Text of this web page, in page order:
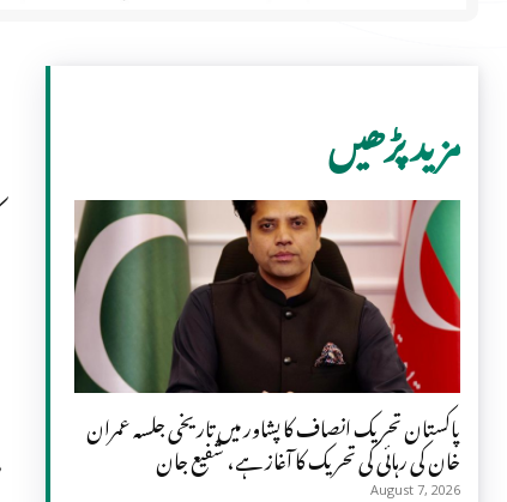
مزید پڑھیں
پاکستان تحریک انصاف کا پشاور میں تاریخی جلسہ عمران
خان کی رہائی کی تحریک کا آغاز ہے، شفیع جان
August 7, 2026